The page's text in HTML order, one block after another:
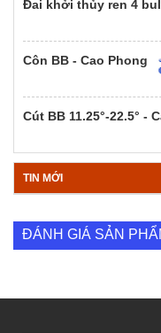
Đai khởi thủy ren 4
Côn BB - Cao Phong
Cút BB 11.25°-22.5° -
TIN MỚI
ĐÁNH GIÁ SẢN